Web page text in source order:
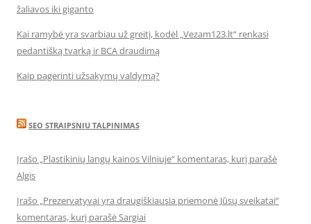
žaliavos iki giganto
Kai ramybė yra svarbiau už greitį, kodėl „Vezam123.lt“ renkasi
pedantišką tvarką ir BCA draudimą
Kaip pagerinti užsakymų valdymą?
SEO STRAIPSNIU TALPINIMAS
Įrašo „Plastikinių langų kainos Vilniuje“ komentaras, kurį parašė
Algis
Įrašo „Prezervatyvai yra draugiškiausia priemonė Jūsų sveikatai“
komentaras, kurį parašė Sargiai